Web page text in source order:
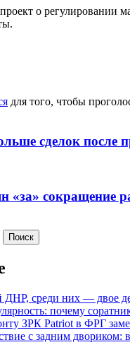
о регулировании
для того, чтобы
сделок после
«за» сокращение
Поиск
ДНР, среди них — двое
почему
ЗРК Patriot в ФРГ
с задним